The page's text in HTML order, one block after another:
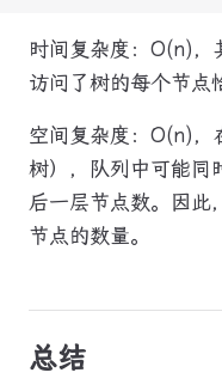
时间复杂度：O(n)，
访问了树的每个节点
空间复杂度：O(n)，
树），队列中可能同
后一层节点数。因此
节点的数量。
总结